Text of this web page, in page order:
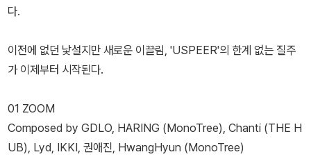
다.
이전에 없던 낯설지만 새로운 이끌림, 'USPEER'의 한계 없는 질주
가 이제부터 시작된다.
01 ZOOM
Composed by GDLO, HARING (MonoTree), Chanti (THE H
UB), Lyd, IKKI, 권애진, HwangHyun (MonoTree)